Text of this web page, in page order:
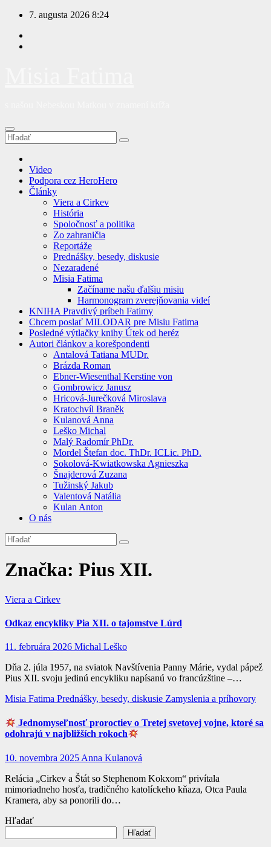
Prejsť
obsah
7. augusta 2026 8:24
Video
Podpora cez HeroHero
Články
Viera a Cirkev
História
Spoločnosť a politika
Zo zahraničia
Reportáže
Prednášky, besedy, diskusie
Nezaradené
Misia Fatima
Začíname našu ďalšiu misiu
Harmonogram zverejňovania videí
KNIHA Pravdivý príbeh Fatimy
Chcem poslať MILODAR pre Misiu Fatima
Posledné výtlačky knihy Útek od heréz
Autori článkov a korešpondenti
Antalová Tatiana MUDr.
Brázda Roman
Ebner-Wiesenthal Kerstine von
Gombrowicz Janusz
Hricová-Jurečková Miroslava
Kratochvíl Braněk
Kulanová Anna
Leško Michal
Malý Radomír PhDr.
Mordel Štefan doc. ThDr. ICLic. PhD.
Sokolová-Kwiatkowska Agnieszka
Šnajderová Zuzana
Tužinský Jakub
Valentová Natália
Kulan Anton
O nás
Značka: Pius XII.
Viera a Cirkev
Odkaz encykliky Pia XII. o tajomstve Lúrd
11. februára 2026 Michal Leško
Dňa 2. júla 1957, na sviatok Navštívenia Panny Márie, vydal pápež
Pius XII. svoju jedinú encykliku napísanú vo francúzštine –…
Misia Fatima Prednášky, besedy, diskusie Zamyslenia a príhovory
Jednomyseľnosť proroctiev o Tretej svetovej vojne, ktoré sa
odohrajú v najbližších rokoch
10. novembra 2025 Anna Kulanová
Relácia „Cirkev a Štát so Stephenom Kokxom“ privítala
mimoriadneho hosťa, tradičného katolíckeho kňaza, Otca Paula
Kramera, aby sa ponorili do…
Hľadať
Hľadať